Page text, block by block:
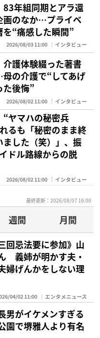
年組同期とアラ還
画のなか…プライベ
を“痛感した瞬間”
2026/08/03 11:00 インタビュー
護体験綴った著書
の介護で“してあげ
た後悔”
2026/08/02 11:00 インタビュー
ヤマハの秘密兵
るも「秘密のまま終
ました（笑）」、振
ドル路線からの脱
2026/08/02 11:00 インタビュー
最終更新：2026/08/07 16:00
週間
月間
回忌法要に参加》山
義姉が明かす夫・
婦げんかをしない理
04/02 11:00 エンタメニュース
男がイケメンすぎる
で堺雅人より有名